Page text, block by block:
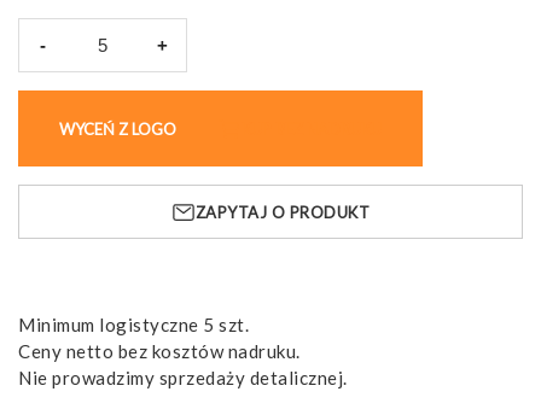
-
Pen
Factory,
torebką
+
WYCEŃ Z LOGO
ZAPYTAJ O PRODUKT
Minimum logistyczne 5 szt.
Ceny netto bez kosztów nadruku.
Nie prowadzimy sprzedaży detalicznej.